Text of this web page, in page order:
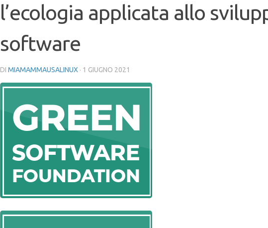
l’ecologia applicata allo
software
DI MIAMAMMAUSALINUX · 1 GIUGNO 2021